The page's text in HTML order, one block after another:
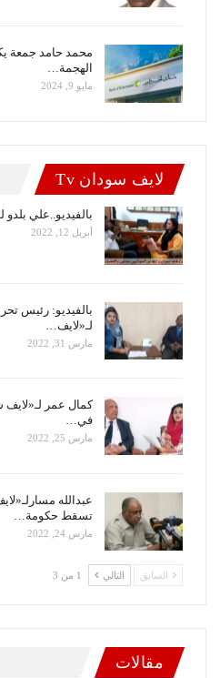
محمد حامد جمعة
الهجمة…
مايو 9, 2024
لايف سودان Tv
بالفيديو..علي بلدو
أبريل 12, 2022
بالفيديو: رئيس
لـ«لايف…
مارس 31, 2022
كمال عمر
في…
مارس 25, 2022
عبدالله
تسقط حكومة…
مارس 24, 2022
السابق التالي 1 من 3
مقالات